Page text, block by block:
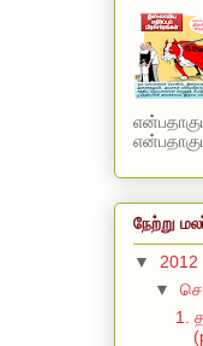
நேற்று
▼ 2012
▼
1.